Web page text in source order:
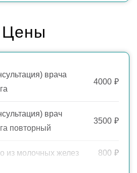
Цены
врача
4000 ₽
врач
повторный
3500 ₽
из молочных желез 800 ₽